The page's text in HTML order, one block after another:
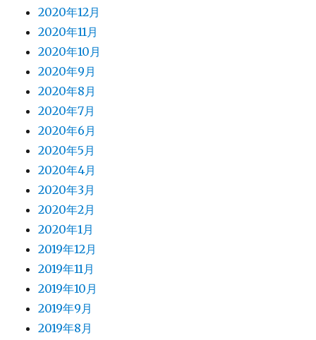
2020年12月
2020年11月
2020年10月
2020年9月
2020年8月
2020年7月
2020年6月
2020年5月
2020年4月
2020年3月
2020年2月
2020年1月
2019年12月
2019年11月
2019年10月
2019年9月
2019年8月